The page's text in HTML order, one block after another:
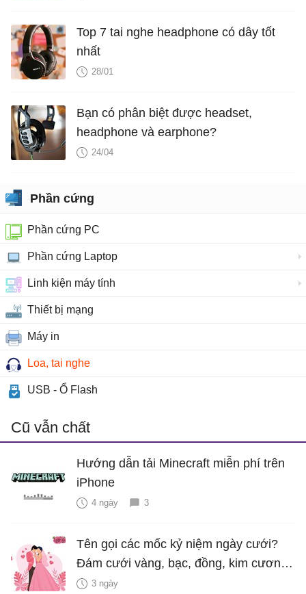
Top 7 tai nghe headphone có dây tốt
nhất
28/01
Bạn có phân biệt được headset,
headphone và earphone?
24/04
Phần cứng
Phần cứng PC
Phần cứng Laptop
Linh kiện máy tính
Thiết bị mạng
Máy in
Loa, tai nghe
USB - Ổ Flash
Cũ vẫn chất
Hướng dẫn tải Minecraft miễn phí trên
iPhone
4 ngày 3
Tên gọi các mốc kỷ niệm ngày cưới?
Đám cưới vàng, bạc, đồng, kim cương
là bao nhiêu năm?
3 ngày